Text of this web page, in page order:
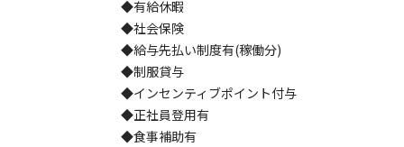
◆有給休暇
◆社会保険
◆給与先払い制度有(稼働分)
◆制服貸与
◆インセンティブポイント付与
◆正社員登用有
◆食事補助有